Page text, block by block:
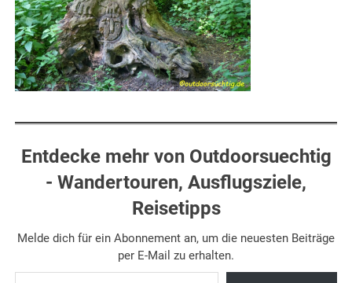
Entdecke mehr von Outdoorsuechtig
- Wandertouren, Ausflugsziele,
Reisetipps
Melde dich für ein Abonnement an, um die neuesten Beiträge
per E-Mail zu erhalten.
Gib deine E-Mail-Adresse ein ...